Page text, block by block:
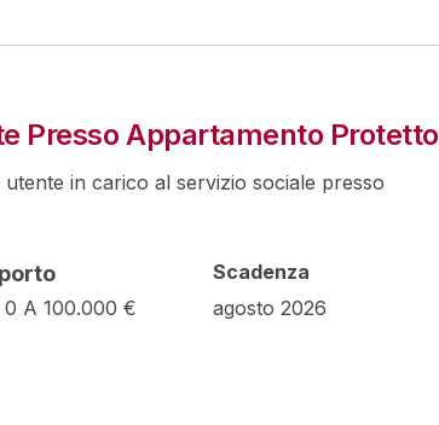
Presso Appartamento Protetto
in carico al servizio sociale presso
Scadenza
0 A 100.000 € agosto 2026